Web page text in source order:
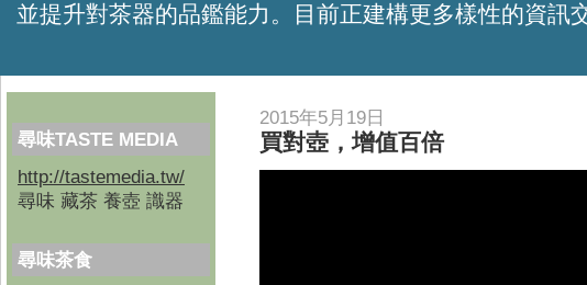
並提升對茶器的品鑑能力。目前正建構更多樣性的資訊
尋味TASTE MEDIA
http://tastemedia.tw/
尋味 藏茶 養壺 識器
尋味茶食
2015年5月19日
買對壺，增值百倍